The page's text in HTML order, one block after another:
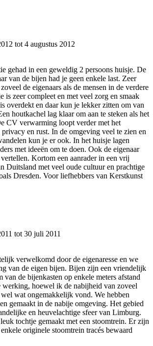
tot 4 augustus 2012
gehad in een geweldig 2 persoons huisje. De
van de bijen had je geen enkele last. Zeer
de eigenaars als de mensen in de verdere
is zeer compleet en met veel zorg en smaak
overdekt en daar kun je lekker zitten om van
houtkachel lag klaar om aan te steken als het
CV verwarming loopt verder met het
en rust. In de omgeving veel te zien en
kun je er ook. In het huisje lagen
met ideeën om te doen. Ook de eigenaar
Kortom een aanrader in een vrij
Duitsland met veel oude cultuur en prachtige
Dresden. Voor liefhebbers van Kerstkunst
tot 30 juli 2011
verwelkomd door de eigenaresse en we
van de eigen bijen. Bijen zijn een vriendelijk
van de bijenkasten op enkele meters afstand
werking, hoewel ik de nabijheid van zoveel
wat ongemakkelijk vond. We hebben
gemaakt in de nabije omgeving. Het gebied
en heuvelachtige sfeer van Limburg.
tochtje gemaakt met een stoomtrein. Er zijn
originele stoomtrein tracés bewaard